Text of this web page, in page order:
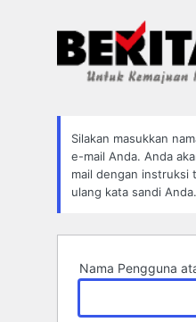
Silakan masukkan
e-mail Anda. Anda
mail dengan instruksi
ulang kata sandi Anda.
Nama Pengguna